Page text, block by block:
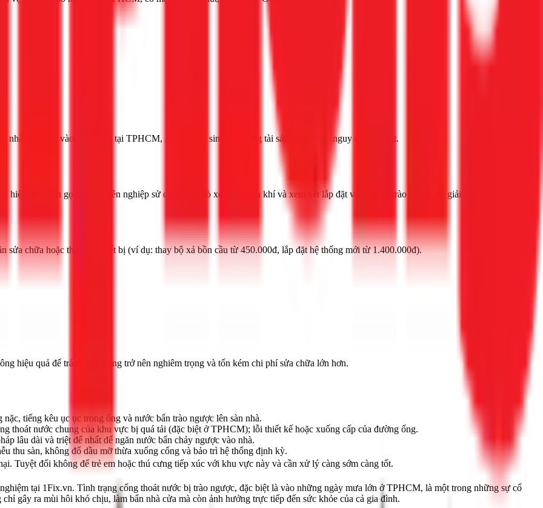
nhà, đặc biệt vào mùa mưa tại TPHCM, gây mất vệ sinh, hư hỏng tài sản và tiềm ẩn nguy cơ bệnh tật.
quả, cần gọi thợ chuyên nghiệp sử dụng máy lò xo, máy nén khí và xem xét lắp đặt van chống trào ngược để giải quyết triệt để.
sửa chữa hoặc thay thế thiết bị (ví dụ: thay bộ xả bồn cầu từ 450.000đ, lắp đặt hệ thống mới từ 1.400.000đ).
hiệu quả để tránh tình trạng trở nên nghiêm trọng và tốn kém chi phí sửa chữa lớn hơn.
tiếng kêu ục ục trong ống và nước bẩn trào ngược lên sàn nhà.
thoát nước chung của khu vực bị quá tải (đặc biệt ở TPHCM); lỗi thiết kế hoặc xuống cấp của đường ống.
lâu dài và triệt để nhất để ngăn nước bẩn chảy ngược vào nhà.
thu sàn, không đổ dầu mỡ thừa xuống cống và bảo trì hệ thống định kỳ.
Tuyệt đối không để trẻ em hoặc thú cưng tiếp xúc với khu vực này và cần xử lý càng sớm càng tốt.
tại 1Fix.vn. Tình trạng cống thoát nước bị trào ngược, đặc biệt là vào những ngày mưa lớn ở TPHCM, là một trong những sự cố
gây ra mùi hôi khó chịu, làm bẩn nhà cửa mà còn ảnh hưởng trực tiếp đến sức khỏe của cả gia đình.